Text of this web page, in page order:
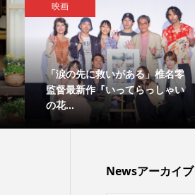
映画
「涙の先に救いがある」椎名零
監督最新作『いってらっしゃい
の花...
Newsアーカイブ